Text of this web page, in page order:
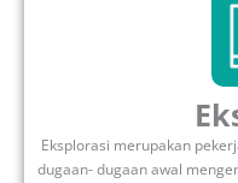
Eksplorasi merupakan
dugaan- dugaan awal